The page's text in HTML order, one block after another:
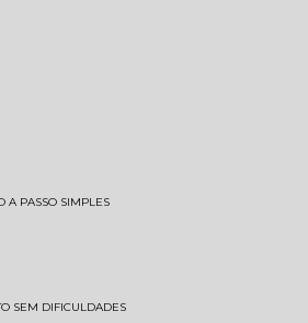
A PASSO SIMPLES
SEM DIFICULDADES